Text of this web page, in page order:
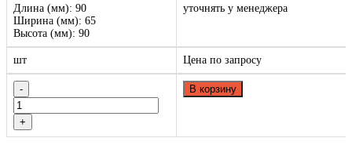
Длина (мм): 90
Ширина (мм): 65
Высота (мм): 90
уточнять у менеджера
шт Цена по запросу
В корзину